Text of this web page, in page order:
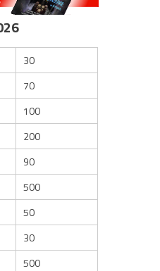
30
70
100
200
90
500
50
30
500